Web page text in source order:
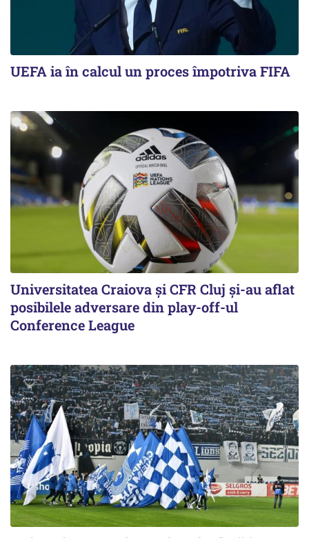
UEFA ia în calcul un proces împotriva FIFA
Universitatea Craiova și CFR Cluj și-au aflat
posibilele adversare din play-off-ul
Conference League